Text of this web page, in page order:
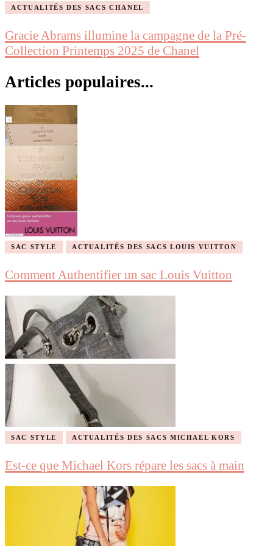
ACTUALITÉS DES SACS CHANEL
Gracie Abrams illumine la campagne de la Pré-
Collection Printemps 2025 de Chanel
Articles populaires...
SAC STYLE ACTUALITÉS DES SACS LOUIS VUITTON
Comment Authentifier un sac Louis Vuitton
SAC STYLE ACTUALITÉS DES SACS MICHAEL KORS
Est-ce que Michael Kors répare les sacs à main